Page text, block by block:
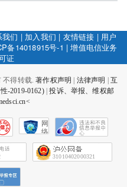
我们 | 加入我们 | 友情链接 | 用户
备14018915号-1 |增值电信业务
证
不得转载.著作权声明 法律声明
互
-2019-0162)|投诉、举报、维权邮
网
络
会
征
31010402000321